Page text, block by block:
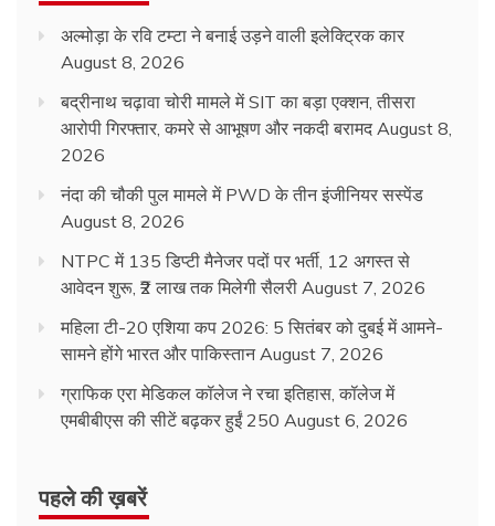
अल्मोड़ा के रवि टम्टा ने बनाई उड़ने वाली इलेक्ट्रिक कार
August 8, 2026
बद्रीनाथ चढ़ावा चोरी मामले में SIT का बड़ा एक्शन, तीसरा
आरोपी गिरफ्तार, कमरे से आभूषण और नकदी बरामद August 8,
2026
नंदा की चौकी पुल मामले में PWD के तीन इंजीनियर सस्पेंड
August 8, 2026
NTPC में 135 डिप्टी मैनेजर पदों पर भर्ती, 12 अगस्त से
आवेदन शुरू, ₹2 लाख तक मिलेगी सैलरी August 7, 2026
महिला टी-20 एशिया कप 2026: 5 सितंबर को दुबई में आमने-
सामने होंगे भारत और पाकिस्तान August 7, 2026
ग्राफिक एरा मेडिकल कॉलेज ने रचा इतिहास, कॉलेज में
एमबीबीएस की सीटें बढ़कर हुईं 250 August 6, 2026
पहले की ख़बरें